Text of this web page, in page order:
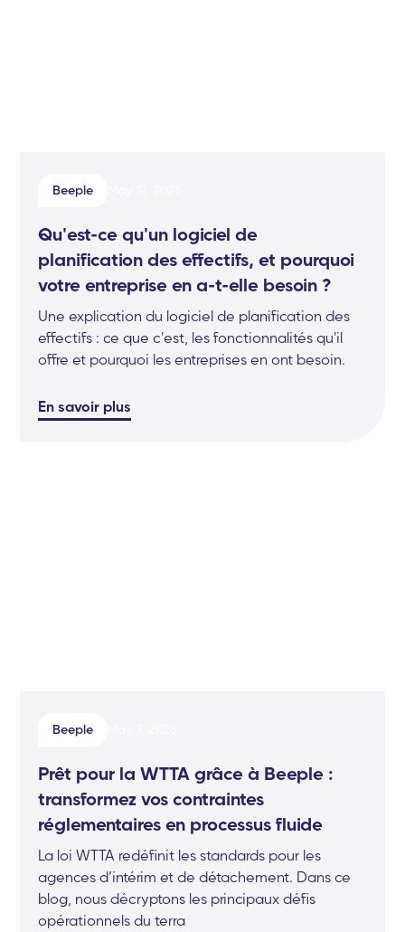
Beeple
Qu'est-ce qu'un logiciel de
planification des effectifs, et pourquoi
votre entreprise en a-t-elle besoin ?
Une explication du logiciel de planification des
effectifs : ce que c'est, les fonctionnalités qu'il
offre et pourquoi les entreprises en ont besoin.
En savoir plus
Beeple
Prêt pour la WTTA grâce à Beeple :
transformez vos contraintes
réglementaires en processus fluide
La loi WTTA redéfinit les standards pour les
agences d’intérim et de détachement. Dans ce
blog, nous décryptons les principaux défis
opérationnels du terra